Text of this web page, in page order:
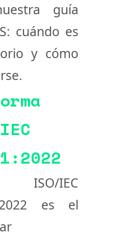
guía
cuándo es
y cómo
.
ISO/IEC
es el